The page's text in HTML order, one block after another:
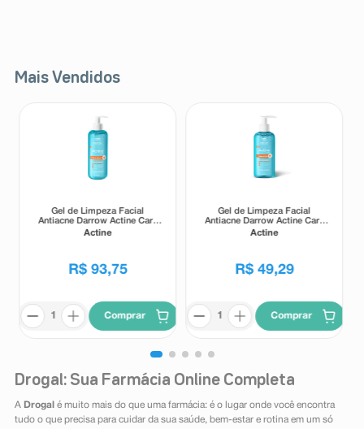
Mais Vendidos
Gel de Limpeza Facial
Antiacne Darrow Actine Care
Alta Tolerância 400g
Actine
R$ 93,75
Comprar
Gel de Limpeza Facial
Antiacne Darrow Actine Care
Alta Tolerância 140g
Actine
R$ 49,29
Comprar
Drogal: Sua Farmácia Online Completa
A Drogal é muito mais do que uma farmácia: é o lugar onde você encontra
tudo o que precisa para cuidar da sua saúde, bem-estar e rotina em um só